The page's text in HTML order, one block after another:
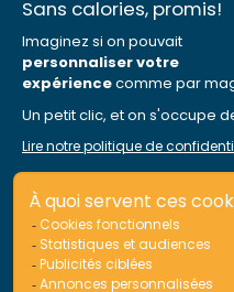
Il n'y a pas le
N’hésitez pas
soumettre
Prénom *